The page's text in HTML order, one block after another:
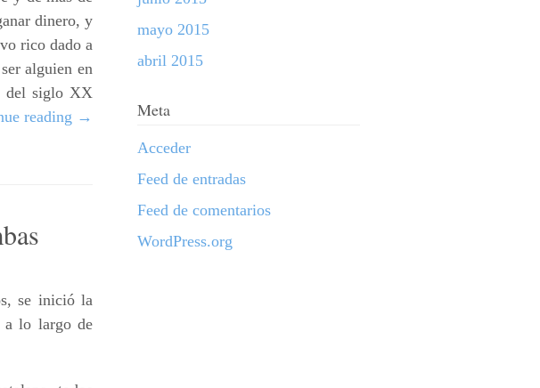
dinero, y
rico dado a
alguien en
del siglo XX
reading →
se inició la
a lo largo de
mayo 2015
abril 2015
Meta
Acceder
Feed de entradas
Feed de comentarios
WordPress.org